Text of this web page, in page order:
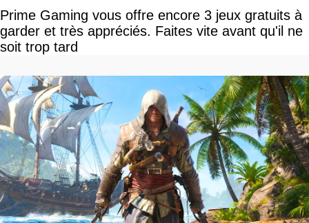
Prime Gaming vous offre encore 3 jeux gratuits à
garder et très appréciés. Faites vite avant qu'il ne
soit trop tard